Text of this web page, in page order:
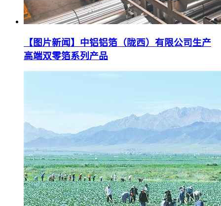
【图片新闻】中铝铝箔（陇西）有限公司生产
高端双零箔系列产品